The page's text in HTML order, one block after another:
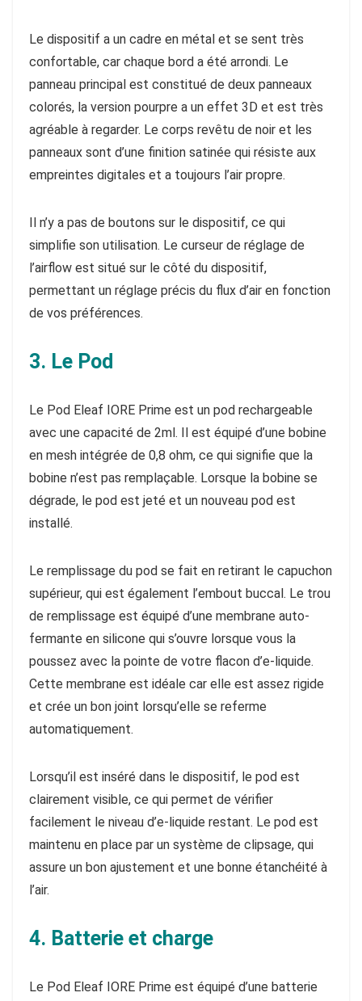
Le dispositif a un cadre en métal et se sent très
confortable, car chaque bord a été arrondi. Le
panneau principal est constitué de deux panneaux
colorés, la version pourpre a un effet 3D et est très
agréable à regarder. Le corps revêtu de noir et les
panneaux sont d’une finition satinée qui résiste aux
empreintes digitales et a toujours l’air propre.
Il n’y a pas de boutons sur le dispositif, ce qui
simplifie son utilisation. Le curseur de réglage de
l’airflow est situé sur le côté du dispositif,
permettant un réglage précis du flux d’air en fonction
de vos préférences.
3. Le Pod
Le Pod Eleaf IORE Prime est un pod rechargeable
avec une capacité de 2ml. Il est équipé d’une bobine
en mesh intégrée de 0,8 ohm, ce qui signifie que la
bobine n’est pas remplaçable. Lorsque la bobine se
dégrade, le pod est jeté et un nouveau pod est
installé.
Le remplissage du pod se fait en retirant le capuchon
supérieur, qui est également l’embout buccal. Le trou
de remplissage est équipé d’une membrane auto-
fermante en silicone qui s’ouvre lorsque vous la
poussez avec la pointe de votre flacon d’e-liquide.
Cette membrane est idéale car elle est assez rigide
et crée un bon joint lorsqu’elle se referme
automatiquement.
Lorsqu’il est inséré dans le dispositif, le pod est
clairement visible, ce qui permet de vérifier
facilement le niveau d’e-liquide restant. Le pod est
maintenu en place par un système de clipsage, qui
assure un bon ajustement et une bonne étanchéité à
l’air.
4. Batterie et charge
Le Pod Eleaf IORE Prime est équipé d’une batterie